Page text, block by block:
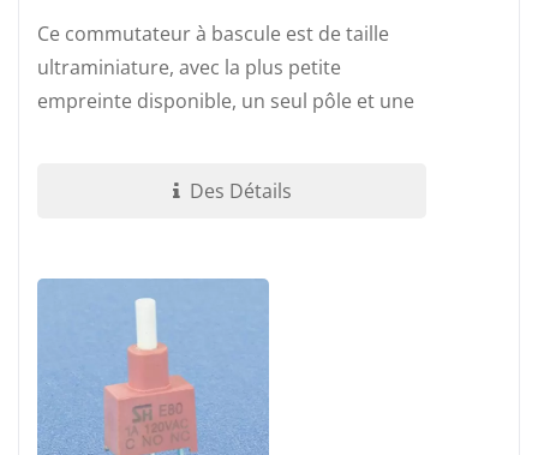
Ce commutateur à bascule est de taille
ultraminiature, avec la plus petite
empreinte disponible, un seul pôle et une
Des Détails